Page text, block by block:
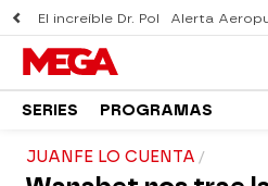
El increíble Dr. Pol Alerta
SERIES PROGRAMAS
JUANFE LO CUENTA